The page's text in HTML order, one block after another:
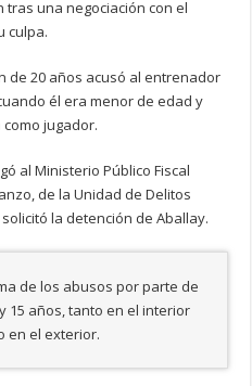
tras una negociación con el
culpa.
de 20 años acusó al entrenador
él era menor de edad y
jugador.
al Ministerio Público Fiscal
de la Unidad de Delitos
la detención de Aballay.
de los abusos por parte de
15 años, tanto en el interior
en el exterior.